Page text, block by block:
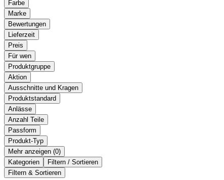
Farbe
Marke
Bewertungen
Lieferzeit
Preis
Für wen
Produktgruppe
Aktion
Ausschnitte und Kragen
Produktstandard
Anlässe
Anzahl Teile
Passform
Produkt-Typ
Mehr anzeigen ( )
Kategorien
Filtern / Sortieren
Filtern & Sortieren